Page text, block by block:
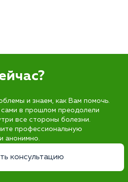
и знаем, как Вам помочь.
в прошлом преодолели
все стороны болезни.
профессиональную
анонимно.
консультацию